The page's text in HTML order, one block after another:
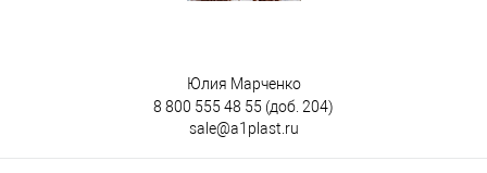
Юлия Марченко
8 800 555 48 55 (доб. 204)
sale@a1plast.ru